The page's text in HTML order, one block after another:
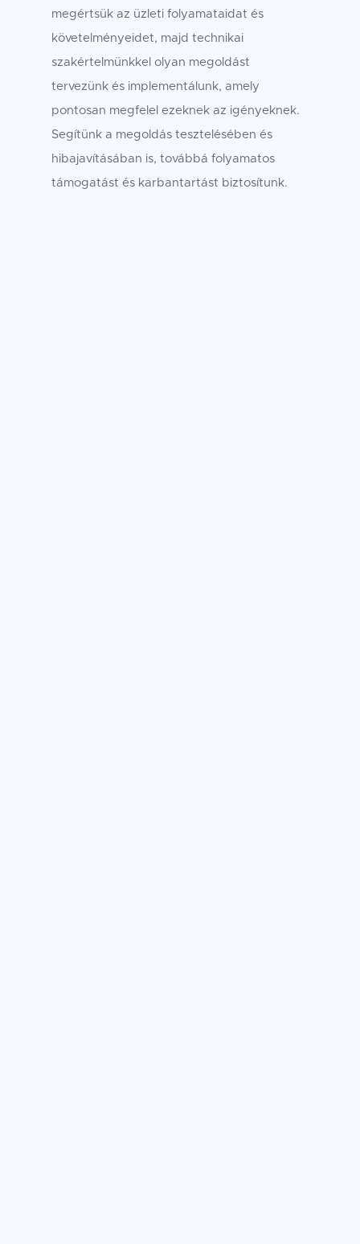
megértsük az üzleti folyamataidat és
követelményeidet, majd technikai
szakértelmünkkel olyan megoldást
tervezünk és implementálunk, amely
pontosan megfelel ezeknek az igényeknek.
Segítünk a megoldás tesztelésében és
hibajavításában is, továbbá folyamatos
támogatást és karbantartást biztosítunk.